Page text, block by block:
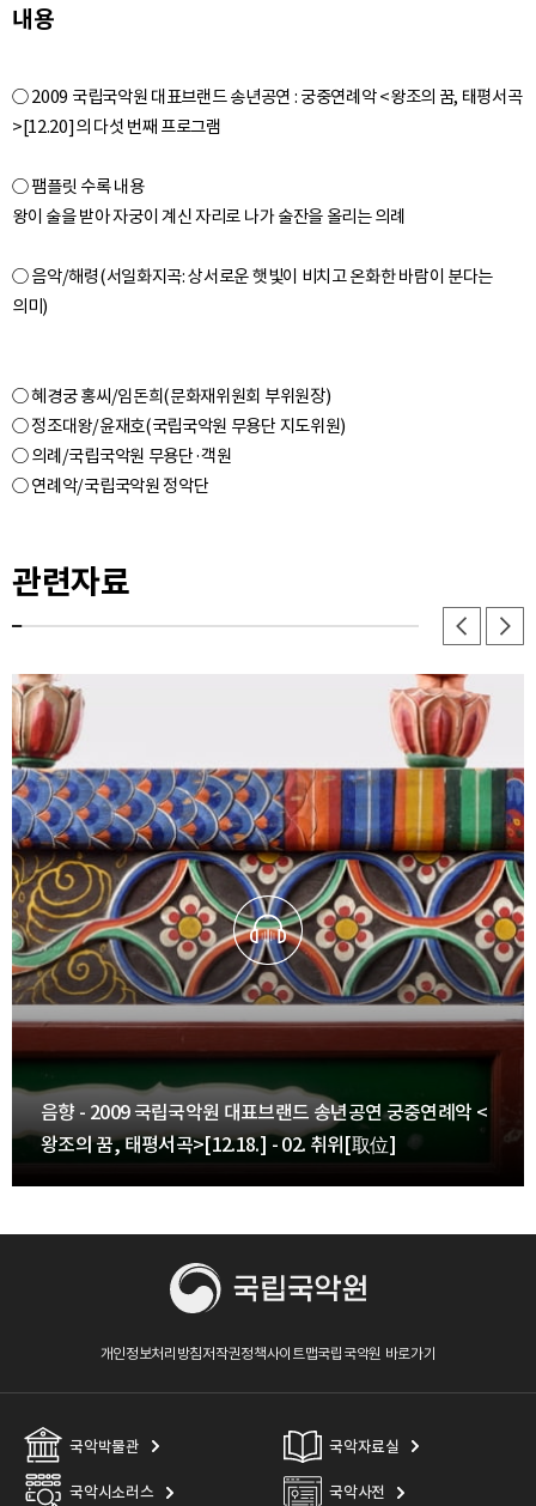
10. 둘째 잔[第二爵] - 음향
11. 셋째 잔[第三爵] - 음향
~ 0:53:16
15. 퇴위[退位] - 음향
내용
○ 2009 국립국악원 대표브랜드 송년공연 : 궁중연례악 <왕조의 꿈, 태평서곡
>[12.20]의 다섯 번째 프로그램
○ 팸플릿 수록 내용
왕이 술을 받아 자궁이 계신 자리로 나가 술잔을 올리는 의례
○ 음악/해령(서일화지곡: 상서로운 햇빛이 비치고 온화한 바람이 분다는
○ 혜경궁 홍씨/임돈희(문화재위원회 부위원장)
○ 정조대왕/윤재호(국립국악원 무용단 지도위원)
○ 의례/국립국악원 무용단·객원
관련자료
음향 - 2009 국립국악원 대표브랜드 송년공연 궁중연례악 <
왕조의 꿈, 태평서곡>[12.18.] - 02. 취위[取位]
개인정보처리방침저작권정책사이트맵국립국악원 바로가기
국악박물관 국악자료실
국악시소러스 국악사전